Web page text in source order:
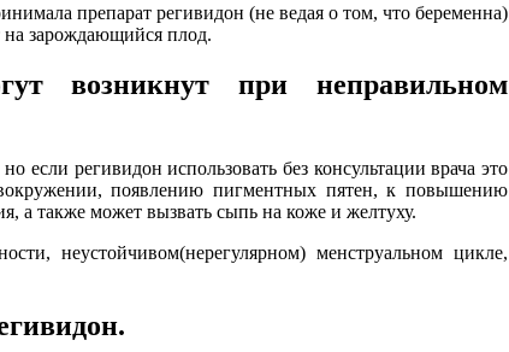
препарат регивидон (не ведая о том, что беременна)
на зарождающийся плод.
возникнут при неправильном
если регивидон использовать без консультации врача это
появлению пигментных пятен, к повышению
а также может вызвать сыпь на коже и желтуху.
неустойчивом(нерегулярном) менструальном цикле,